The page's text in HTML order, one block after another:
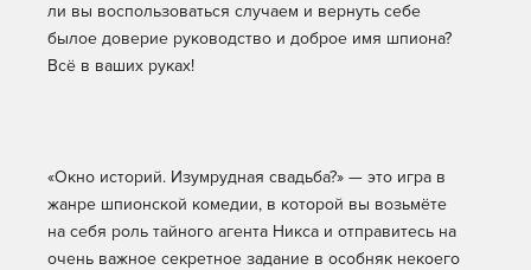
ли вы воспользоваться случаем и вернуть себе
былое доверие руководство и доброе имя шпиона?
Всё в ваших руках!
«Окно историй. Изумрудная свадьба?» — это игра в
жанре шпионской комедии, в которой вы возьмёте
на себя роль тайного агента Никса и отправитесь на
очень важное секретное задание в особняк некоего